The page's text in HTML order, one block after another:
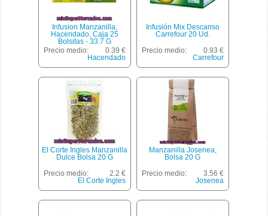
Infusion Manzanilla,
Hacendado, Caja 25
Bolsitas - 33.7 G
Precio medio:
0.39 €
Hacendado
Infusión Mix Descanso
Carrefour 20 Ud.
Precio medio:
0.93 €
Carrefour
El Corte Ingles Manzanilla
Dulce Bolsa 20 G
Precio medio:
2.2 €
El Corte Ingles
Manzanilla Josenea,
Bolsa 20 G
Precio medio:
3.56 €
Josenea